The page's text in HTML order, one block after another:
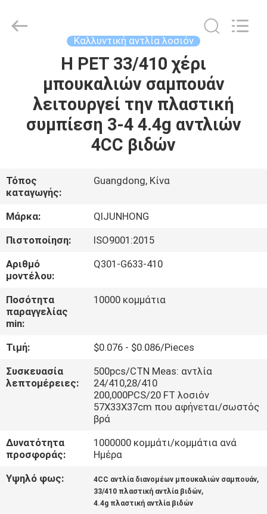
ΠΡΟΪΌΝΤΑ
ΕΜΦΆΝΙΣΗ
ΣΧΕΤΙΚΆ
ΜΕ
ΕΜΆΣ
ΕΠΙΣΚΈΨΕΙΣ
ΣΤΟ
ΕΡΓΟΣΤΆΣΙΟ
ΈΛΕΓΧΟΣ
ΠΟΙΌΤΗΤΑΣ
ΕΠΙΚΟΙΝΩΝΉΣΤΕ
ΜΑΖΊ
ΜΑΣ
PRODUCTS
MANUFACTORY
Καλλυντική αντλία λοσιόν
Η PET 33/410 χέρι
μπουκαλιών σαμπουάν
λειτουργεί την πλαστική
συμπίεση 3-4 4.4g αντλιών
4CC βιδών
Τόπος
καταγωγής:
Guangdong, Κίνα
Μάρκα:
QIJUNHONG
Πιστοποίηση:
ISO9001:2015
Αριθμό
μοντέλου:
Q301-G633-410
Ποσότητα
παραγγελίας
min:
10000 κομμάτια
Τιμή:
$0.076 - $0.086/Pieces
Συσκευασία
λεπτομέρειες:
500pcs/CTN Meas: αντλία
24/410,28/410
200,000PCS/20 FT λοσιόν
57X33X37cm που αφήνεται/σωστός
βρά
Δυνατότητα
προσφοράς:
1000000 κομμάτι/κομμάτια ανά
Ημέρα
Υψηλό φως:
4CC αντλία διανομέων μπουκαλιών σαμπουάν,
33/410 πλαστική αντλία βιδών,
4.4g πλαστική αντλία βιδών